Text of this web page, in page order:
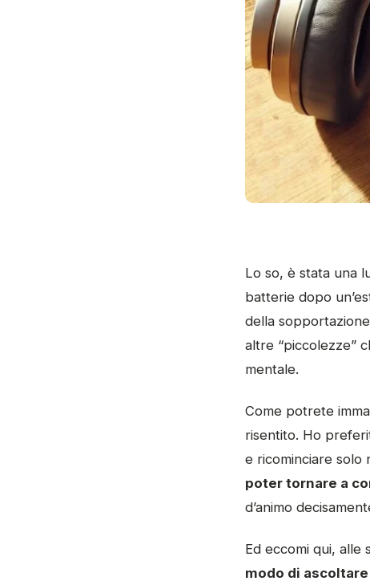
Lo so, è stata una
batterie dopo
della
altre “piccolezze”
mentale.
Come potrete
risentito. Ho
e ricominciare solo
poter tornare a
d’animo
Ed eccomi qui, alle
modo di